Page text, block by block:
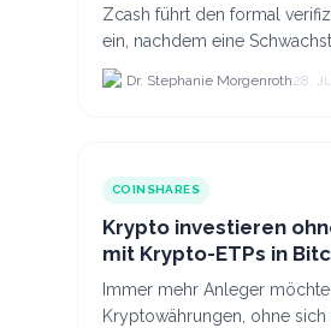
Zcash führt den formal
ein, nachdem eine
die Erstellung gefälschter
Dr. Stephanie Morgenroth28.
COINSHARES
Krypto investieren
mit Krypto-ETPs in
Co. anlegst
Immer mehr Anleger
Kryptowährungen, ohne sich